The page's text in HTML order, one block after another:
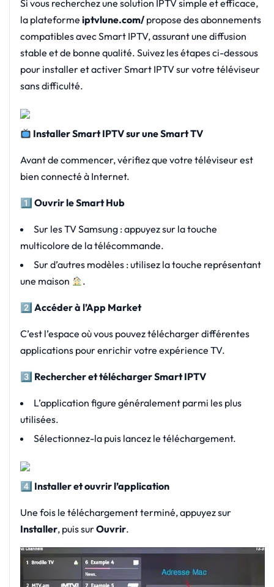
Si vous recherchez une solution IPTV simple et efficace,
la plateforme iptvlune.com/ propose des abonnements
compatibles avec Smart IPTV, assurant une diffusion
stable et de bonne qualité. Suivez les étapes ci-dessous
pour installer et activer Smart IPTV sur votre téléviseur
sans difficulté.
Installer Smart IPTV sur une Smart TV
Avant de commencer, vérifiez que votre téléviseur est
bien connecté à Internet.
1️ Ouvrir le Smart Hub
Sur les TV Samsung : appuyez sur la touche
multicolore de la télécommande.
Sur d’autres modèles : utilisez la touche représentant
une maison
.
2️ Accéder à l’App Market
C’est l’espace où vous pouvez télécharger différentes
applications pour enrichir votre expérience TV.
3️ Rechercher et télécharger Smart IPTV
L’application figure généralement parmi les plus
utilisées.
Sélectionnez-la puis lancez le téléchargement.
4️ Installer et ouvrir l’application
Une fois le téléchargement terminé, appuyez sur
Installer, puis surOuvrir.